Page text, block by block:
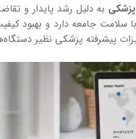
پزشکی به دلیل رشد پایدار و
جامعه دارد و بهبود
پیشرفته پزشکی نظیر